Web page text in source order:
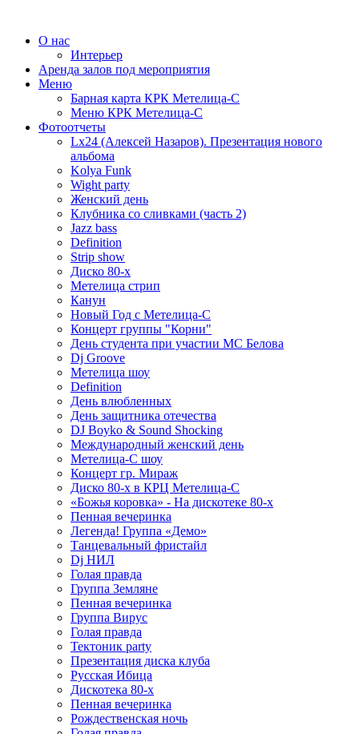
О нас
Интерьер
Аренда залов под мероприятия
Меню
Барная карта КРК Метелица-С
Меню КРК Метелица-С
Фотоотчеты
Lx24 (Алексей Назаров). Презентация нового
альбома
Kolya Funk
Wight party
Женский день
Клубника со сливками (часть 2)
Jazz bass
Definition
Strip show
Диско 80-х
Метелица стрип
Канун
Новый Год с Метелица-С
Концерт группы "Корни"
День студента при участии МС Белова
Dj Groove
Метелица шоу
Definition
День влюбленных
День защитника отечества
DJ Boyko & Sound Shocking
Международный женский день
Метелица-С шоу
Концерт гр. Мираж
Диско 80-х в КРЦ Метелица-С
«Божья коровка» - На дискотеке 80-х
Пенная вечеринка
Легенда! Группа «Демо»
Танцевальный фристайл
Dj НИЛ
Голая правда
Группа Земляне
Пенная вечеринка
Группа Вирус
Голая правда
Тектоник party
Презентация диска клуба
Русская Ибица
Дискотека 80-х
Пенная вечеринка
Рождественская ночь